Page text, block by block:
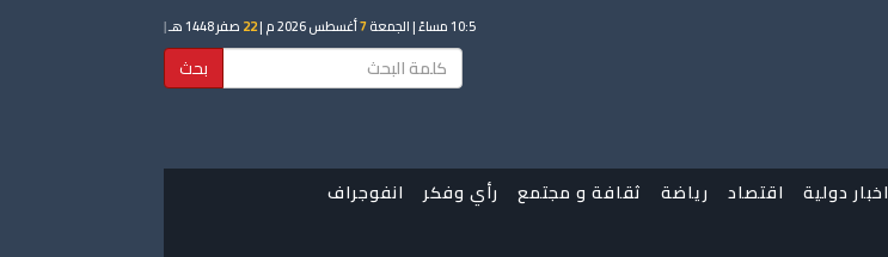
10:5 مساءً | الجمعة7أغسطس 2026 م | 22 صفر 1448 هـ |
بحث
اخبار دولية اقتصاد رياضة ثقافة و مجتمع رأي وفكر
انفوجراف